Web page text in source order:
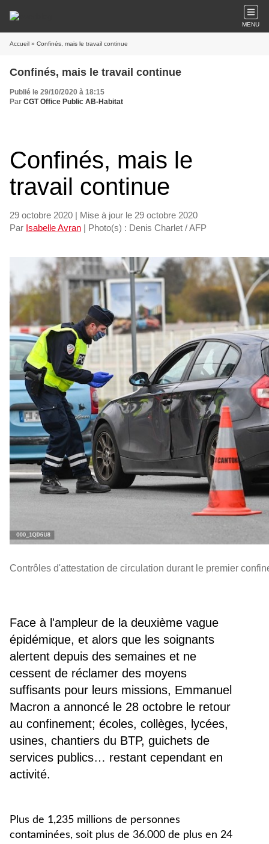
MENU
Accueil » Confinés, mais le travail continue
Confinés, mais le travail continue
Publié le 29/10/2020 à 18:15
Par CGT Office Public AB-Habitat
Confinés, mais le
travail continue
29 octobre 2020 | Mise à jour le 29 octobre 2020
Par Isabelle Avran | Photo(s) : Denis Charlet / AFP
Contrôles d'attestation de circulation durant le premier
Face à l'ampleur de la deuxième vague
épidémique, et alors que les soignants
alertent depuis des semaines et ne
cessent de réclamer des moyens
suffisants pour leurs missions, Emmanuel
Macron a annoncé le 28 octobre le retour
au confinement; écoles, collèges, lycées,
usines, chantiers du BTP, guichets de
services publics… restant cependant en
activité.
Plus de 1,235 millions de personnes
contaminées, soit plus de 36.000 de plus en 24